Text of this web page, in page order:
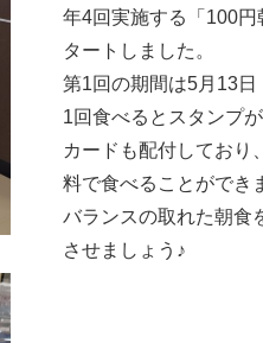
年4回実施する「100
タートしました。
第1回の期間は5月13日
1回食べるとスタンプ
カードも配付しており
料で食べることができ
バランスの取れた朝食
させましょう♪